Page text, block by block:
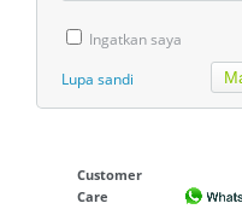
Ingatkan saya
Lupa sandi
Customer
Care